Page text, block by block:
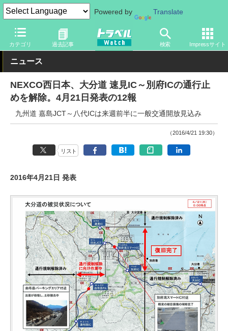
Powered by Translate
カテゴリ 過去記事 検索 Impressサイト
トラベル Watch 旅の方法 クルマ旅
ニュース
NEXCO西日本、大分道 速見IC～別府ICの通行止
めを解除。4月21日発表の12報
九州道 嘉島JCT～八代ICは来週前半に一般交通開放見込み
（2016/4/21 19:30）
リスト
2016年4月21日 発表